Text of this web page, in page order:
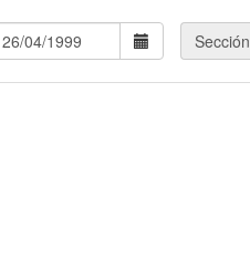
Sección